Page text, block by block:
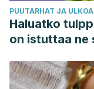
PUUTARHAT JA ULKOA
Haluatko
on istuttaa ne